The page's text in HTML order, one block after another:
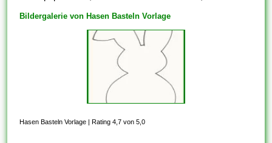
Bildergalerie von Hasen Basteln Vorlage
Hasen Basteln Vorlage Rating 4,7 von 5,0